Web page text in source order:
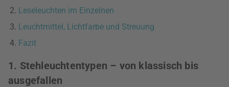
Leseleuchten im Einzelnen
Leuchtmittel, Lichtfarbe und Streuung
Fazit
1. Stehleuchtentypen – von klassisch bis
ausgefallen